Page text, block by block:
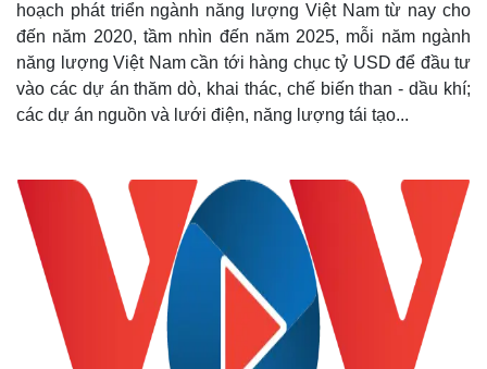
hoạch phát triển ngành năng lượng Việt Nam từ nay cho
đến năm 2020, tầm nhìn đến năm 2025, mỗi năm ngành
năng lượng Việt Nam cần tới hàng chục tỷ USD để đầu tư
vào các dự án thăm dò, khai thác, chế biến than - dầu khí;
các dự án nguồn và lưới điện, năng lượng tái tạo...